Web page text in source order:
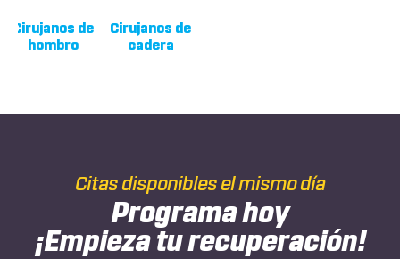
Cirujanos de
hombro
Cirujanos de
cadera
Citas disponibles el mismo día
Programa hoy
¡Empieza tu recuperación!